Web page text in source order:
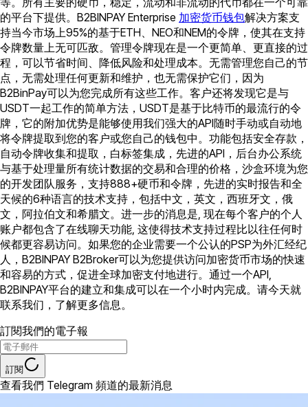
的平台下提供。B2BINPAY Enterprise 加密货币钱包解决方案支
持当今市场上95%的基于ETH、NEO和NEM的令牌，使其在支持
令牌数量上无可匹敌。管理令牌现在是一个更简单、更直接的过
程，可以节省时间、降低风险和处理成本。无需管理您自己的节
点，无需处理任何更新和维护，也无需保护它们，因为
B2BinPay可以为您完成所有这些工作。客户还将发现它是与
USDT一起工作的简单方法，USDT是基于比特币的最流行的令
牌，它的附加优势是能够使用我们强大的API随时手动或自动地
将令牌提取到您的客户或您自己的钱包中。功能包括安全存款，
自动令牌收集和提取，白标签集成，先进的API，后台办公系统
与基于处理量所有统计数据的交易和合理的价格，沙盒环境为您
的开发团队服务，支持888+硬币和令牌，先进的实时报告和全
天候的6种语言的技术支持，包括中文，英文，西班牙文，俄
文，阿拉伯文和希腊文。进一步的消息是, 现在每个客户的个人
账户都包含了在线聊天功能, 这使得技术支持过程比以往任何时
候都更容易访问。如果您的企业需要一个公认的PSP为外汇经纪
人，B2BINPAY B2Broker可以为您提供访问加密货币市场的快速
和容易的方式，促进全球加密支付地进行。通过一个API,
B2BINPAY平台的建立和集成可以在一个小时内完成。请今天就
联系我们，了解更多信息。
訂閱我們的電子報
訂閱
查看我們 Telegram 頻道的最新消息